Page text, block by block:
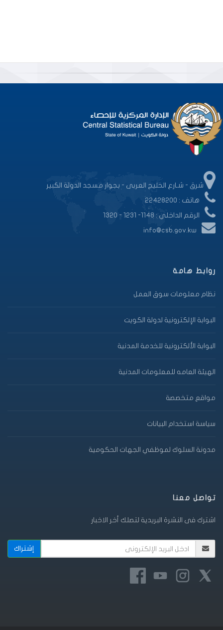
شرق - شـارع الخليج العربى - بجوار مسجد الدولة الكبير
هاتف : 22428200
الرقم الداخلي : 1148- 1231 - 1320
info@csb.gov.kw
روابط هامة
نظام معلومات سوق العمل
البوابة الإلكترونية لدولة الكويت
البوابة الألكترونية للخدمة المدنية
الهيئة العامه للمعلومات المدنية
مواقع متخصصة
سياسة استخدام البيانات
مدونة السلوك لموظفي الجهات الحكومية
تواصل معنا
اشترك فى النشرة البريدية لتصلك أخر الاخبار